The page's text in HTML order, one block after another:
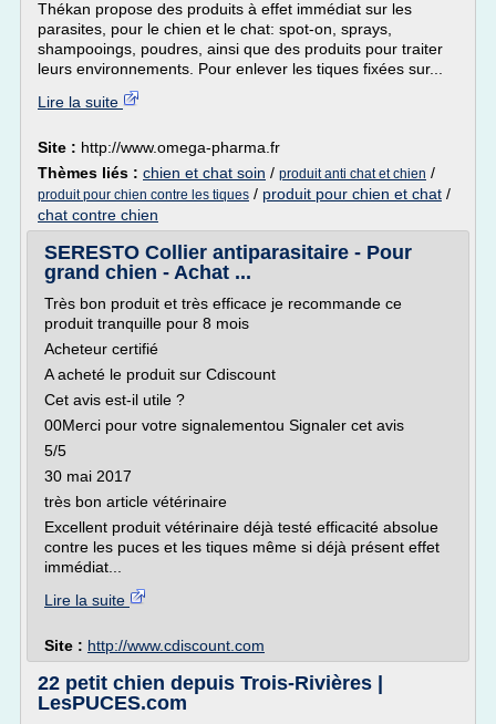
Thékan propose des produits à effet immédiat sur les
parasites, pour le chien et le chat: spot-on, sprays,
shampooings, poudres, ainsi que des produits pour traiter
leurs environnements. Pour enlever les tiques fixées sur...
Lire la suite
Site : http://www.omega-pharma.fr
Thèmes liés : chien et chat soin / produit anti chat et chien /
produit pour chien contre les tiques / produit pour chien et chat /
chat contre chien
SERESTO Collier antiparasitaire - Pour
grand chien - Achat ...
Très bon produit et très efficace je recommande ce
produit tranquille pour 8 mois
Acheteur certifié
A acheté le produit sur Cdiscount
Cet avis est-il utile ?
00Merci pour votre signalementou Signaler cet avis
5/5
30 mai 2017
très bon article vétérinaire
Excellent produit vétérinaire déjà testé efficacité absolue
contre les puces et les tiques même si déjà présent effet
immédiat...
Lire la suite
Site : http://www.cdiscount.com
22 petit chien depuis Trois-Rivières |
LesPUCES.com